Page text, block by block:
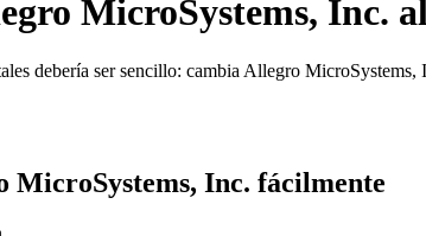
MicroSystems, Inc.
debería ser sencillo: cambia Allegro
MicroSystems, Inc. fácilmente